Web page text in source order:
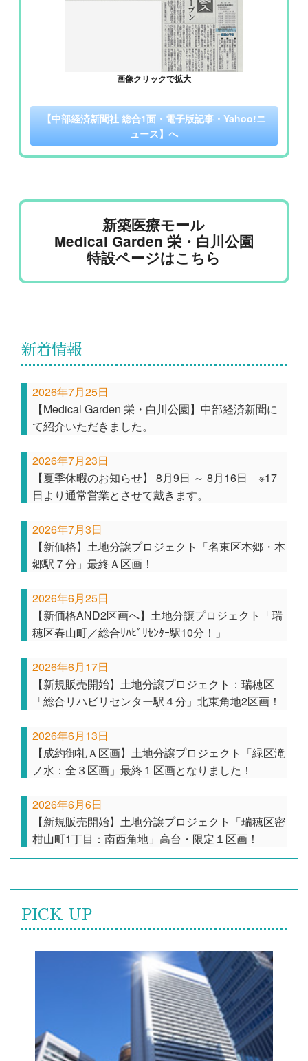
画像クリックで拡大
【中部経済新聞社 総合1面・電子版記事・Yahoo!ニ
ュース】へ
新築医療モール
Medical Garden 栄・白川公園
特設ページはこちら
新着情報
2026年7月25日
【Medical Garden 栄・白川公園】中部経済新聞に
て紹介いただきました。
2026年7月23日
【夏季休暇のお知らせ】 8月9日 ～ 8月16日 ※17
日より通常営業とさせて戴きます。
2026年7月3日
【新価格】土地分譲プロジェクト「名東区本郷・本
郷駅７分」最終Ａ区画！
2026年6月25日
【新価格AND2区画へ】土地分譲プロジェクト「瑞
穂区春山町／総合ﾘﾊﾋﾞﾘｾﾝﾀｰ駅10分！」
2026年6月17日
【新規販売開始】土地分譲プロジェクト：瑞穂区
「総合リハビリセンター駅４分」北東角地2区画！
2026年6月13日
【成約御礼Ａ区画】土地分譲プロジェクト「緑区滝
ノ水：全３区画」最終１区画となりました！
2026年6月6日
【新規販売開始】土地分譲プロジェクト「瑞穂区密
柑山町1丁目：南西角地」高台・限定１区画！
PICK UP